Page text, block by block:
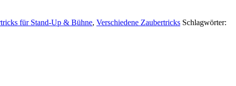
für Stand-Up & Bühne, Verschiedene Zaubertricks Schlagwörter: